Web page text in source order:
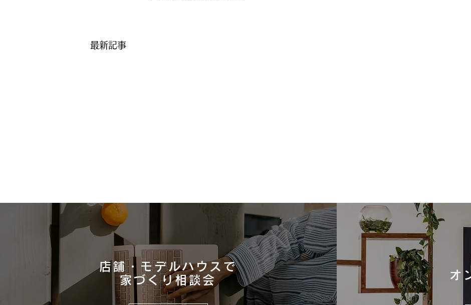
最新記事
ウッドデッキのご提案！
このたびの地震で被災された
皆さまへ
このたびの地震により、お亡くな
りになられた方々に謹んで追悼の
意を表しますとともに、ご遺族の
皆さまへ心よりお悔やみ申し上げ
ます。 また、被災された皆さ
ま、不安な日々を過ごされている
熊本地震
このたびの
皆様に、 心
げます。
業者の安全
までお住ま
だいたOB
応急対応を
店舗・モデルハウスで
​家づくり相談会
オ